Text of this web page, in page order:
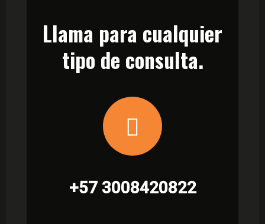
Llama para cualquier
tipo de consulta.
+57 3008420822